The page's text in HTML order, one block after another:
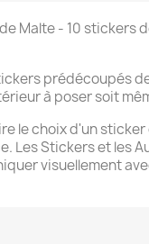
Malte - 10 stickers
prédécoupés
à poser soit
le choix d'un sticker
Les Stickers et les
visuellement